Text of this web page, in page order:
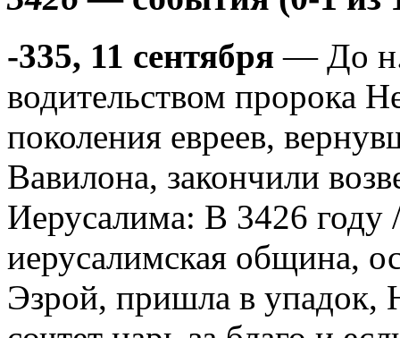
-335, 11 сентября — До н.
водительством пророка
поколения евреев,
Вавилона, закончили
Иерусалима: В 3426 году
иерусалимская община,
Эзрой, пришла в упадок,